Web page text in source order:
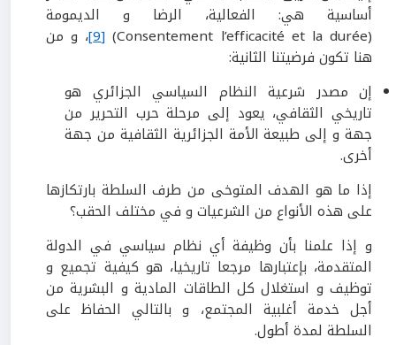
أساسية هي: الفعالية، الرضا و الديمومة
(Consentement l’efficacité et la durée)
[9] ، و من
هنا تكون فرضيتنا الثانية:
إن مصدر شرعية النظام السياسي الجزائري هو
تاريخي الثقافي، يعود إلى مرحلة حرب التحرير من
جهة و إلى طبيعة الأمة الجزائرية الثقافية من جهة
أخرى.
إذا ما هو الهدف المتوخى من طرف السلطة بارتكازها
على هذه الأنواع من الشرعيات و في مختلف الحقب؟
و إذا علمنا بأن وظيفة أي نظام سياسي في الدولة
المتقدمة، بإعتبارها مرجعا تاريخيا، هو كيفية تجميع و
توظيف و استغلال كل الطاقات المادية و البشرية من
أجل خدمة أغلبية المجتمع، و بالتالي الحفاظ على
السلطة لمدة أطول.